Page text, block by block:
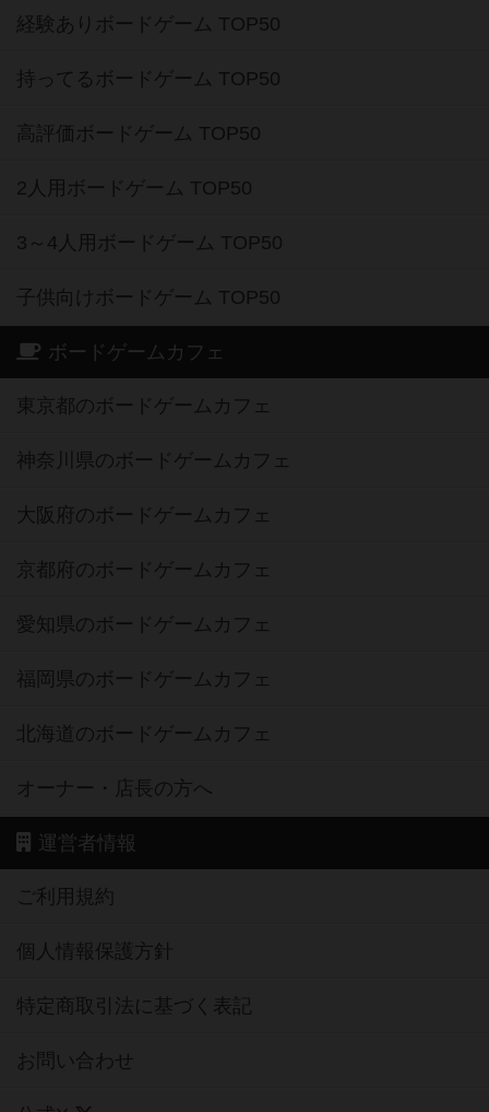
経験ありボードゲーム TOP50
持ってるボードゲーム TOP50
高評価ボードゲーム TOP50
2人用ボードゲーム TOP50
3～4人用ボードゲーム TOP50
子供向けボードゲーム TOP50
ボードゲームカフェ
東京都のボードゲームカフェ
神奈川県のボードゲームカフェ
大阪府のボードゲームカフェ
京都府のボードゲームカフェ
愛知県のボードゲームカフェ
福岡県のボードゲームカフェ
北海道のボードゲームカフェ
オーナー・店長の方へ
運営者情報
ご利用規約
個人情報保護方針
特定商取引法に基づく表記
お問い合わせ